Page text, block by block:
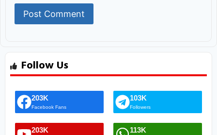
Follow Us
203K
Facebook Fans
103K
Followers
203K 113K